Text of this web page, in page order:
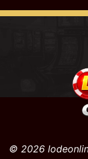
© 2026